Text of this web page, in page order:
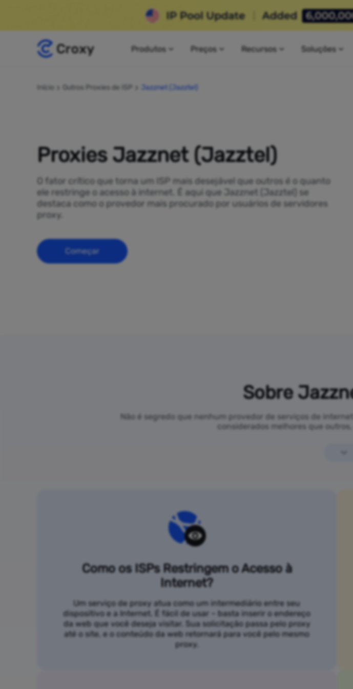
Produtos Preços Recursos Soluções
Início Outros Proxies de ISP Jazznet (Jazztel)
Proxies Jazznet (Jazztel)
O fator crítico que torna um ISP mais desejável que outros é o quanto
ele restringe o acesso à internet. É aqui que Jazznet (Jazztel) se
destaca como o provedor mais procurado por usuários de servidores
proxy.
Começar
Sobre
Não é segredo que nenhum provedor de serviços de
considerados melhores que
Como os ISPs Restringem o Acesso à
Internet?
Um serviço de proxy atua como um intermediário entre seu
dispositivo e a Internet. É fácil de usar – basta inserir o endereço
da web que você deseja visitar. Sua solicitação passa pelo proxy
até o site, e o conteúdo da web retornará para você pelo mesmo
proxy.